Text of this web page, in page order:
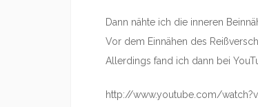
Dann nähte ich die inneren
Vor dem Einnähen des
Allerdings fand ich dann bei
http://www.youtube.com/